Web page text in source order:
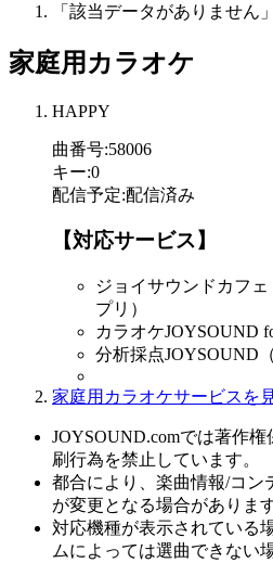
「該当データがありません」
家庭用カラオケ
HAPPY
曲番号:58006
キー:0
配信予定:配信済み
【対応サービス】
ジョイサウンドカフ
プリ）
カラオケJOYSOUND
分析採点JOYSOUND
家庭用カラオケサービスを
JOYSOUND.comでは著作
刷行為を禁止しています。
都合により、楽曲情報/コン
が変更となる場合があります
対応機種が表示されている
ムによっては選曲できない